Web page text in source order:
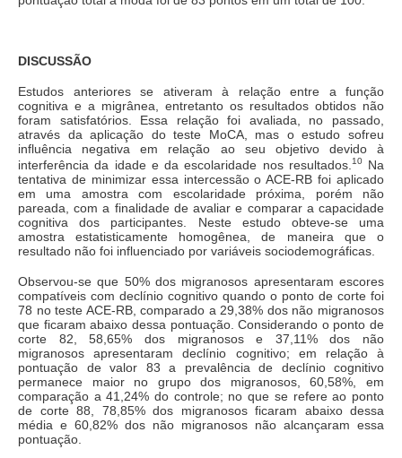
DISCUSSÃO
Estudos anteriores se ativeram à relação entre a função
cognitiva e a migrânea, entretanto os resultados obtidos não
foram satisfatórios. Essa relação foi avaliada, no passado,
através da aplicação do teste MoCA, mas o estudo sofreu
influência negativa em relação ao seu objetivo devido à
interferência da idade e da escolaridade nos resultados. 10Na
tentativa de minimizar essa intercessão o ACE-RB foi aplicado
em uma amostra com escolaridade próxima, porém não
pareada, com a finalidade de avaliar e comparar a capacidade
cognitiva dos participantes. Neste estudo obteve-se uma
amostra estatisticamente homogênea, de maneira que o
resultado não foi influenciado por variáveis sociodemográficas.
Observou-se que 50% dos migranosos apresentaram escores
compatíveis com declínio cognitivo quando o ponto de corte foi
78 no teste ACE-RB, comparado a 29,38% dos não migranosos
que ficaram abaixo dessa pontuação. Considerando o ponto de
corte 82, 58,65% dos migranosos e 37,11% dos não
migranosos apresentaram declínio cognitivo; em relação à
pontuação de valor 83 a prevalência de declínio cognitivo
permanece maior no grupo dos migranosos, 60,58%, em
comparação a 41,24% do controle; no que se refere ao ponto
de corte 88, 78,85% dos migranosos ficaram abaixo dessa
média e 60,82% dos não migranosos não alcançaram essa
pontuação.